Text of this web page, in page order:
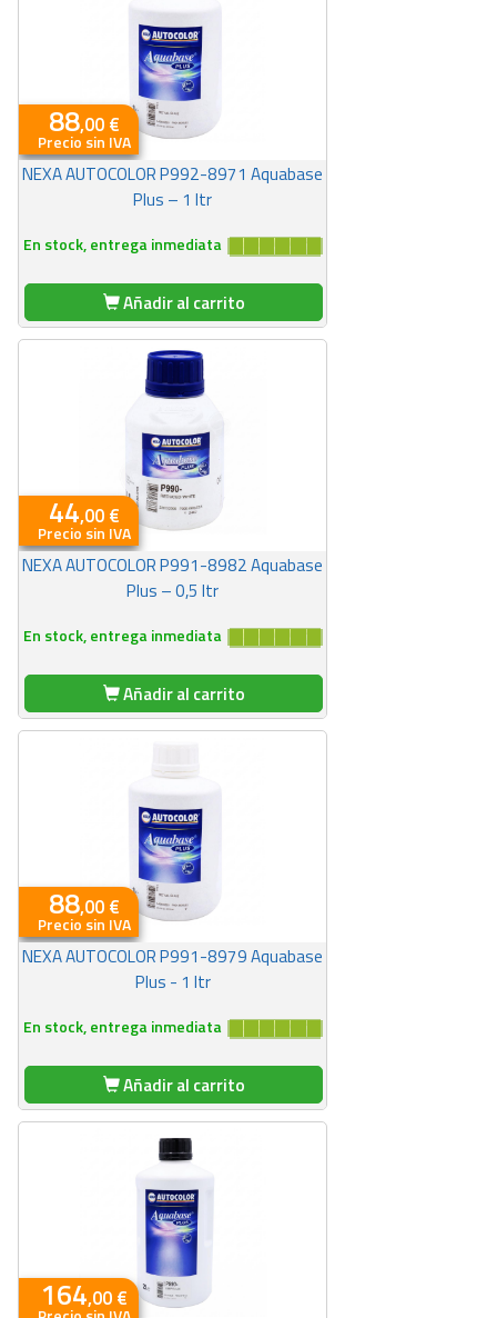
88,00 €
Precio sin IVA
En stock, entrega inmediata
NEXA AUTOCOLOR P992-8971 Aquabase
Plus – 1 ltr
Añadir al carrito
44,00 €
Precio sin IVA
En stock, entrega inmediata
NEXA AUTOCOLOR P991-8982 Aquabase
Plus – 0,5 ltr
Añadir al carrito
88,00 €
Precio sin IVA
En stock, entrega inmediata
NEXA AUTOCOLOR P991-8979 Aquabase
Plus - 1 ltr
Añadir al carrito
164,00 €